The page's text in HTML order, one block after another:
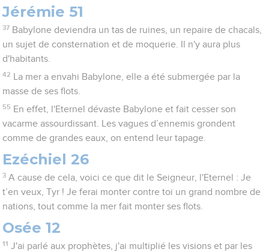
Jérémie 51
37 Babylone deviendra un tas de ruines, un repaire de chacals,
un sujet de consternation et de moquerie. Il n'y aura plus
d'habitants.
42
La mer a envahi Babylone, elle a été submergée par la
masse de ses flots.
55 En effet, l'Eternel dévaste Babylone et fait cesser son
vacarme assourdissant. Les vagues d’ennemis grondent
comme de grandes eaux, on entend leur tapage.
Ezéchiel 26
3 A cause de cela, voici ce que dit le Seigneur, l'Eternel : Je
t’en veux, Tyr ! Je ferai monter contre toi un grand nombre de
nations, tout comme la mer fait monter ses flots.
Osée 12
11 J'ai parlé aux prophètes, j'ai multiplié les visions et par les